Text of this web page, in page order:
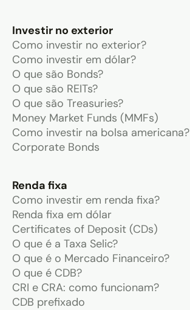
Investir no exterior
Como investir no exterior?
Como investir em dólar?
O que são Bonds?
O que são REITs?
O que são Treasuries?
Money Market Funds (MMFs)
Como investir na bolsa americana?
Corporate Bonds
Renda fixa
Como investir em renda fixa?
Renda fixa em dólar
Certificates of Deposit (CDs)
O que é a Taxa Selic?
O que é o Mercado Financeiro?
O que é CDB?
CRI e CRA: como funcionam?
CDB prefixado